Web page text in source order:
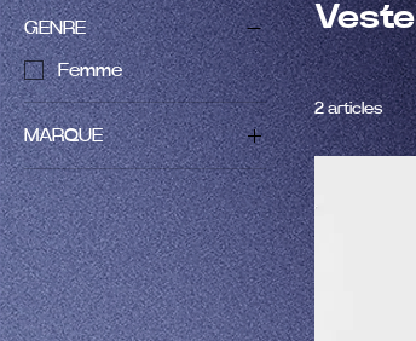
GENRE
Femme
MARQUE
MAAP
SPECIALIZED
Veste
2 articles